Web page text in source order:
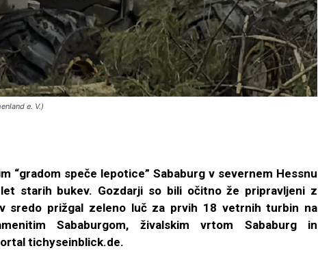
e. V.)
“gradom speče lepotice” Sababurg v severnem Hessnu
starih bukev. Gozdarji so bili očitno že pripravljeni z
sredo prižgal zeleno luč za prvih 18 vetrnih turbin na
Sababurgom, živalskim vrtom Sababurg in
tichyseinblick.de.